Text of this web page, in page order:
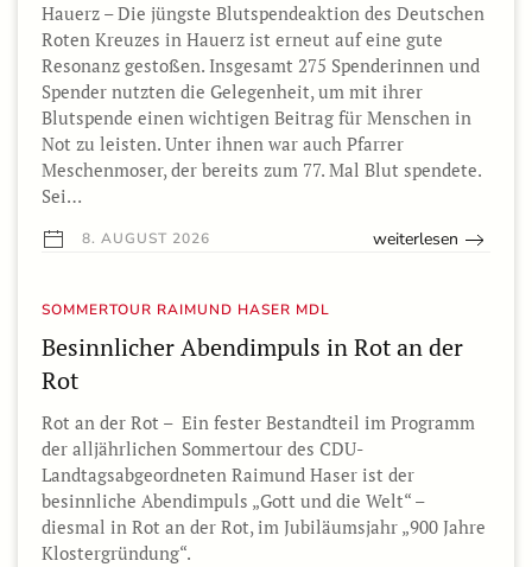
Hauerz – Die jüngste Blutspendeaktion des Deutschen
Roten Kreuzes in Hauerz ist erneut auf eine gute
Resonanz gestoßen. Insgesamt 275 Spenderinnen und
Spender nutzten die Gelegenheit, um mit ihrer
Blutspende einen wichtigen Beitrag für Menschen in
Not zu leisten. Unter ihnen war auch Pfarrer
Meschenmoser, der bereits zum 77. Mal Blut spendete.
Sei…
8. AUGUST 2026 weiterlesen
SOMMERTOUR RAIMUND HASER MDL
Besinnlicher Abendimpuls in Rot an der
Rot
Rot an der Rot – Ein fester Bestandteil im Programm
der alljährlichen Sommertour des CDU-
Landtagsabgeordneten Raimund Haser ist der
besinnliche Abendimpuls „Gott und die Welt“ –
diesmal in Rot an der Rot, im Jubiläumsjahr „900 Jahre
Klostergründung“.